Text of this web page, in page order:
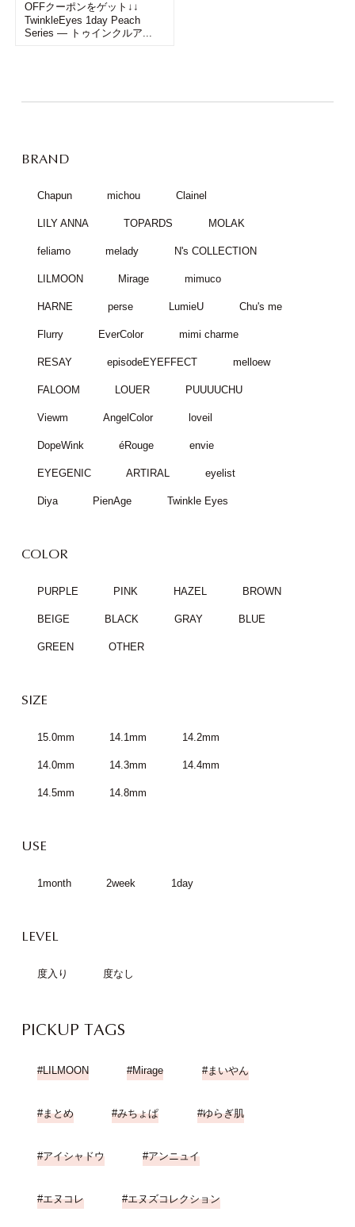
OFFクーポンをゲット↓↓
TwinkleEyes 1day Peach
Series — トゥインクルア...
BRAND
Chapun michou Clainel
LILY ANNA TOPARDS MOLAK
feliamo melady N's COLLECTION
LILMOON Mirage mimuco
HARNE perse LumieU Chu's me
Flurry EverColor mimi charme
RESAY episodeEYEFFECT melloew
FALOOM LOUER PUUUUCHU
Viewm AngelColor loveil
DopeWink éRouge envie
EYEGENIC ARTIRAL eyelist
Diya PienAge Twinkle Eyes
COLOR
PURPLE PINK HAZEL BROWN
BEIGE BLACK GRAY BLUE
GREEN OTHER
SIZE
15.0mm 14.1mm 14.2mm
14.0mm 14.3mm 14.4mm
14.5mm 14.8mm
USE
1month 2week 1day
LEVEL
度入り 度なし
PICKUP TAGS
LILMOON Mirage まいやん
まとめ みちょぱ ゆらぎ肌
アイシャドウ アンニュイ
エヌコレ エヌズコレクション